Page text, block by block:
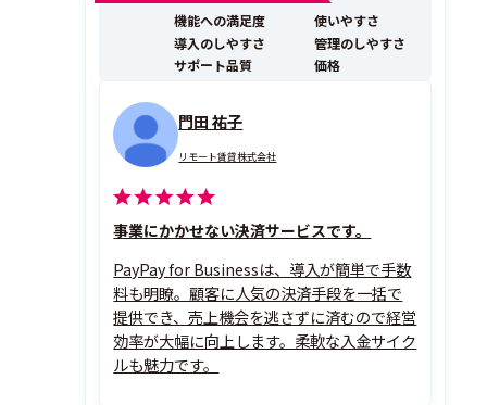
機能への満足度
使いやすさ
導入のしやすさ
管理のしやすさ
サポート品質
価格
門田 祐子
リモート賃貸株式会社
事業にかかせない決済サービスです。
PayPay for Businessは、導入が簡単で手数
料も明瞭。顧客に人気の決済手段を一括で
提供でき、売上機会を逃さずに済むので経営
効率が大幅に向上します。柔軟な入金サイク
ルも魅力です。